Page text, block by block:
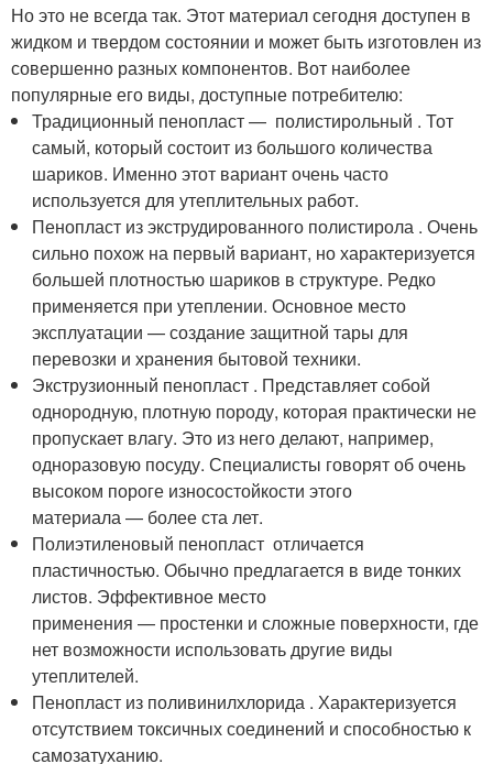
Но это не всегда так. Этот материал сегодня доступен в
жидком и твердом состоянии и может быть изготовлен из
совершенно разных компонентов. Вот наиболее
популярные его виды, доступные потребителю:
Традиционный пенопласт — полистирольный . Тот
самый, который состоит из большого количества
шариков. Именно этот вариант очень часто
используется для утеплительных работ.
Пенопласт из экструдированного полистирола . Очень
сильно похож на первый вариант, но характеризуется
большей плотностью шариков в структуре. Редко
применяется при утеплении. Основное место
эксплуатации — создание защитной тары для
перевозки и хранения бытовой техники.
Экструзионный пенопласт . Представляет собой
однородную, плотную породу, которая практически не
пропускает влагу. Это из него делают, например,
одноразовую посуду. Специалисты говорят об очень
высоком пороге износостойкости этого
материала — более ста лет.
Полиэтиленовый пенопласт отличается
пластичностью. Обычно предлагается в виде тонких
листов. Эффективное место
применения — простенки и сложные поверхности, где
нет возможности использовать другие виды
утеплителей.
Пенопласт из поливинилхлорида . Характеризуется
отсутствием токсичных соединений и способностью к
самозатуханию.